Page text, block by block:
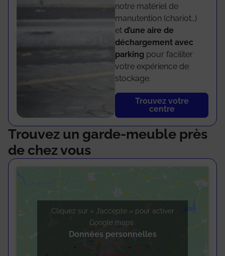
notre matériel de
manutention (chariot…)
etd’une aire de
déchargement avec
parking pour faciliter
votre expérience de
stockage.
Trouvez votre
centre
Trouvez un garde-meuble près
de chez vous
Cliquez sur « J’accepte » pour activer
Google maps
Données personnelles